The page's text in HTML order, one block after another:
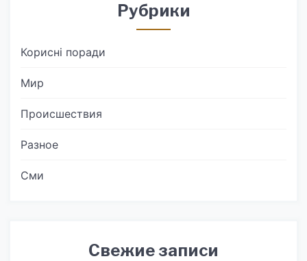
Рубрики
Корисні поради
Мир
Происшествия
Разное
Сми
Свежие записи